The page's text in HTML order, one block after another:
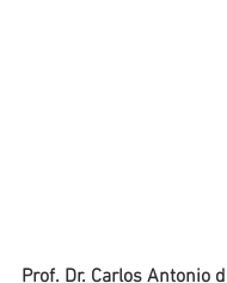
Prof. Dr. Carlos Antonio